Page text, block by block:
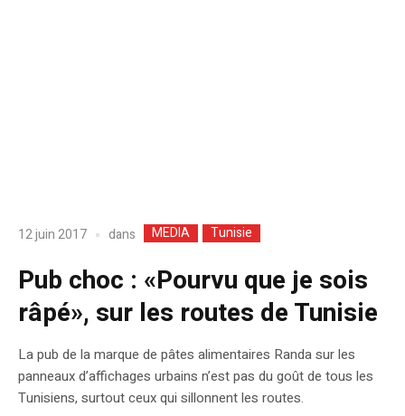
12 juin 2017 dans MEDIA Tunisie
Pub choc : «Pourvu que je sois
râpé», sur les routes de Tunisie
La pub de la marque de pâtes alimentaires Randa sur les
panneaux d’affichages urbains n’est pas du goût de tous les
Tunisiens, surtout ceux qui sillonnent les routes.